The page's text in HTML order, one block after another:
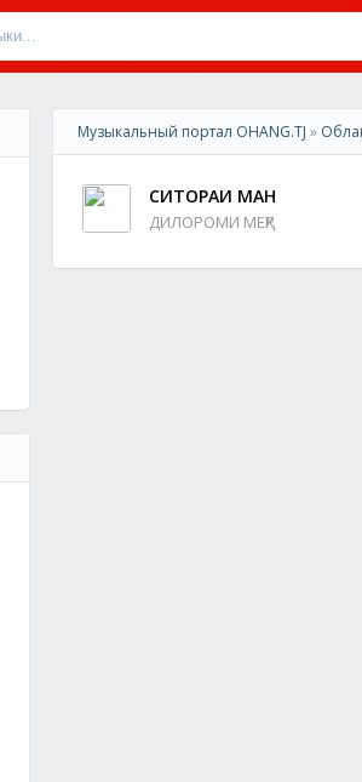
Музыкальный портал OHANG.TJ »
СИТОРАИ МАН
ДИЛОРОМИ МЕҲР